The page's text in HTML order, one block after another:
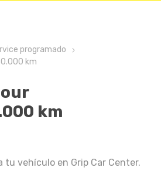
programado
km
km
tu vehículo en Grip Car Center.